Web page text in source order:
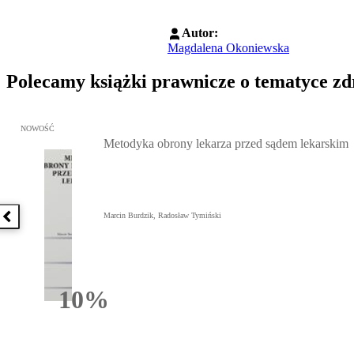
Autor:
Magdalena Okoniewska
Polecamy książki prawnicze o tematyce
Poprzednia książka
Przejdź do: Metodyka obrony lekarza przed sądem lekarskim,
NOWOŚĆ
10%Rabatu
Metodyka obrony lekarza przed sądem lekarskim
Marcin Burdzik, Radosław Tymiński